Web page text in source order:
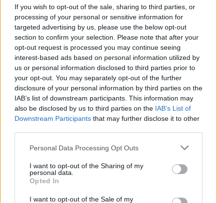
If you wish to opt-out of the sale, sharing to third parties, or
processing of your personal or sensitive information for
targeted advertising by us, please use the below opt-out
section to confirm your selection. Please note that after your
opt-out request is processed you may continue seeing
interest-based ads based on personal information utilized by
us or personal information disclosed to third parties prior to
your opt-out. You may separately opt-out of the further
disclosure of your personal information by third parties on the
IAB’s list of downstream participants. This information may
also be disclosed by us to third parties on the IAB’s List of
Downstream Participants that may further disclose it to other
Please note that this website/app uses one or more Google
not limited to your visit or usage behaviour. You may click to
grant or deny consent to Google and its third-party tags to
use your data for below specified purposes in below Google
consent section.
Personal Data Processing Opt Outs
I want to opt-out of the Sharing of my
personal data.
Opted In
I want to opt-out of the Sale of my
Χούθι: Ανέλαβαν την ευθύνη για επίθεση στο
διυλιστήριο της Aramco στη Σαουδική Αραβία
09.08.2026 ΓΙΏΡΓΟΣ ΓΕΩΡΓΑΚΌΠΟΥΛΟΣ